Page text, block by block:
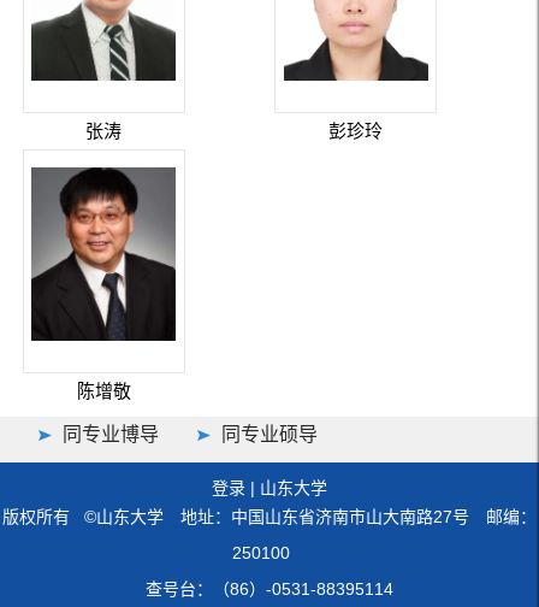
张涛 彭珍玲
陈增敬
同专业博导 同专业硕导
登录 | 山东大学
版权所有 ©山东大学 地址：中国山东省济南市山大南路27号 邮编：
250100
查号台：（86）-0531-88395114